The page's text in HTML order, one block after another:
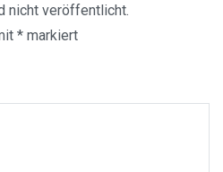
nicht veröffentlicht.
* markiert